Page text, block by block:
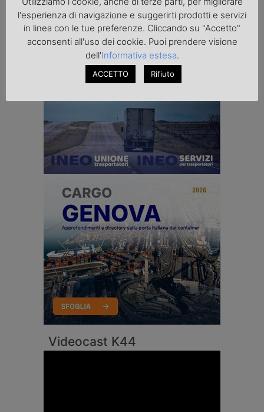
cerca
Videocast K44
l'esperienza di navigazione e suggerirti prodotti e servizi
in linea con le tue preferenze. Cliccando su "Accetto"
acconsenti all'uso dei cookie. Puoi prendere visione
dell'Informativa estesa.
ACCETTO Rifiuto